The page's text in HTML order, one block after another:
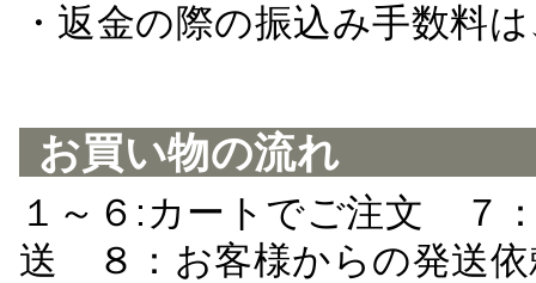
・返金の際の振込み手数料
お買い物の流れ
１～６:カートでご注文 ７
送 ８：お客様からの発送